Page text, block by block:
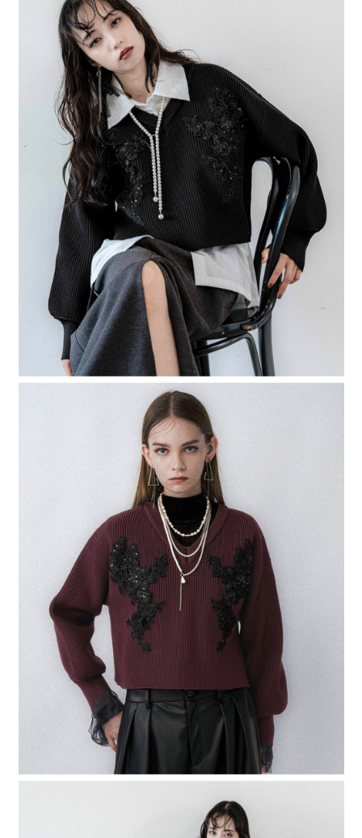
1.分期款項不併入電信帳單，「大哥付你分期」於每月結算日後寄送繳費提
2.透過簡訊連結打開帳單後，可選擇「超商條碼／台灣大直營門市／銀行轉
帳／街口支付／iPASS MONEY」等通路繳費。
【注意事項】
1.本服務係由「台灣大哥大股份有限公司」（以下簡稱本公司）所提供，讓
用戶於交易時，得透過本服務購買商品或服務，並由商店將買賣／分期付款
買賣價金債權讓與本公司後，依約使用本公司帳單繳交帳款。
2.基於同意付款使用「大哥付你分期」之契約關係目的，商店將以您的個人
資料（包含姓名、電話或地址）提供予台灣大哥大進項蒐集、處理及利用，
由本公司與您本人進行分期帳單所需資料之確認、核對及更正。
3.完整用戶服務條款，請詳閱以下連結：https://oppay.tw/userRule
【「AFTEE先享後付」結帳流程】
１．於結帳方式選擇「AFTEE先享後付」後，將跳轉至「AFTEE先享後付」
結帳頁面，進行簡訊認證並確認金額後，即可完成結帳。
２．訂單成立數日內，您將收到繳費通知簡訊。
３．收到繳費通知簡訊後14天內，點擊此簡訊中的連結，可透過四大超商／
ATM／網路銀行／等多元方式進行付款，方視為交易完成。
※ 請注意：結帳手續完成當下不需立刻繳費，但若您需要取消訂單，請聯絡
購買商品的店家。未經商家同意取消之訂單仍視為有效，需透過AFTEE先享
後付繳納相關費用。
※ 交易是否成功請以「AFTEE先享後付 」之結帳頁面顯示為準，若有關於
是否繳費成功／繳費後需取消欲退款等相關疑問，請聯繫「AFTEE先享後付
客戶支援中心」https://netprotections.freshdesk.com/support/home
【注意事項】
１．透過由恩沛科技股份有限公司提供之「AFTEE先享後付」服務完成之交
易，需依本服務之必要範圍內提供個人資料，並將交易相關給付款項請求債
權轉讓予恩沛科技股份有限公司。
２．關於個人資料處理事宜，請瀏覽以下網址：
https://aftee.tw/terms/#terms3
３．未成年的使用者請事先徵得法定代理人或監護人之同意方可使用
「AFTEE先享後付」，若未經同意申辦者引起之損失，本公司不負相關責
４．使用「AFTEE先享後付」時，將依據個別帳號之用戶狀況，依本公司即
時審查核予不同之上限額度；若仍有額度不足之情形，本公司將視審查結果
請求用戶進行身份認證。
５．嚴禁一人註冊多個帳號或使用他人資訊註冊。若發現惡意使用之情形，
恩沛科技股份有限公司將有權停止該用戶之使用額度並採取法律行動。
付款後 全家取貨
每筆NT$80，滿NT$1,500(含以上)免運費
7-11 取貨付款
每筆NT$80，滿NT$1,500(含以上)免運費
付款後 7-11取貨
每筆NT$80，滿NT$1,500(含以上)免運費
每筆NT$80，滿NT$1,500(含以上)免運費